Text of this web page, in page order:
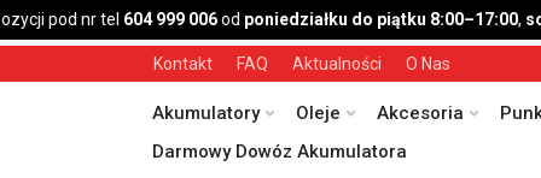
pod nr tel604 999 006odponiedziałku do piątku 8:00–17:00,
Kontakt FAQ Aktualności O Nas
Akumulatory Oleje Akcesoria
Darmowy Dowóz Akumulatora